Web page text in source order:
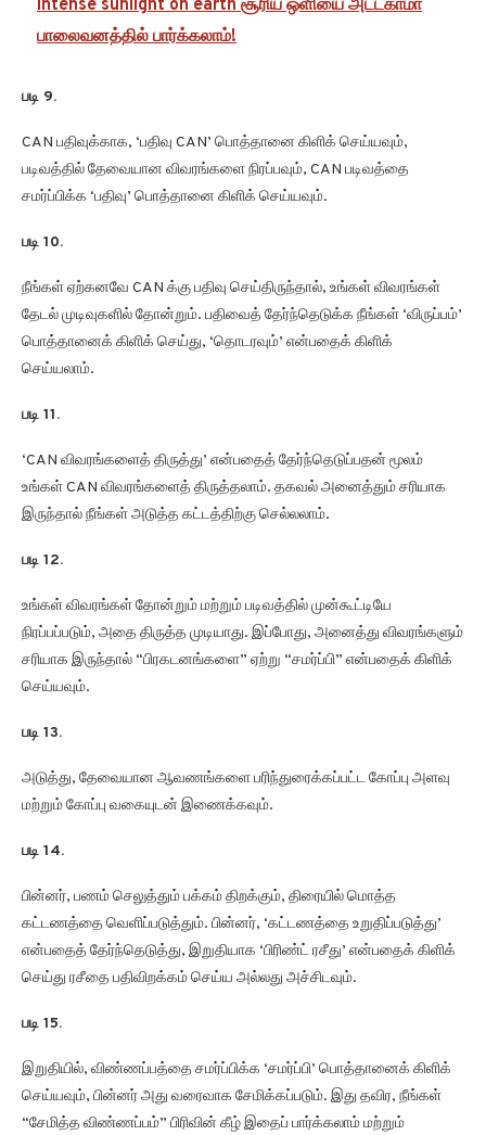
intense sunlight on earth சூரிய ஒளியை அட்டகாமா
பாலைவனத்தில் பார்க்கலாம்!
படி 9.
CAN பதிவுக்காக, ‘பதிவு CAN’ பொத்தானை கிளிக் செய்யவும்,
படிவத்தில் தேவையான விவரங்களை நிரப்பவும், CAN படிவத்தை
சமர்ப்பிக்க ‘பதிவு’ பொத்தானை கிளிக் செய்யவும்.
படி 10.
நீங்கள் ஏற்கனவே CAN க்கு பதிவு செய்திருந்தால், உங்கள் விவரங்கள்
தேடல் முடிவுகளில் தோன்றும். பதிவைத் தேர்ந்தெடுக்க நீங்கள் ‘விருப்பம்’
பொத்தானைக் கிளிக் செய்து, ‘தொடரவும்’ என்பதைக் கிளிக்
செய்யலாம்.
படி 11.
‘CAN விவரங்களைத் திருத்து’ என்பதைத் தேர்ந்தெடுப்பதன் மூலம்
உங்கள் CAN விவரங்களைத் திருத்தலாம். தகவல் அனைத்தும் சரியாக
இருந்தால் நீங்கள் அடுத்த கட்டத்திற்கு செல்லலாம்.
படி 12.
உங்கள் விவரங்கள் தோன்றும் மற்றும் படிவத்தில் முன்கூட்டியே
நிரப்பப்படும், அதை திருத்த முடியாது. இப்போது, ​​அனைத்து விவரங்களும்
சரியாக இருந்தால் “பிரகடனங்களை” ஏற்று “சமர்ப்பி” என்பதைக் கிளிக்
செய்யவும்.
படி 13.
அடுத்து, தேவையான ஆவணங்களை பரிந்துரைக்கப்பட்ட கோப்பு அளவு
மற்றும் கோப்பு வகையுடன் இணைக்கவும்.
படி 14.
பின்னர், பணம் செலுத்தும் பக்கம் திறக்கும், திரையில் மொத்த
கட்டணத்தை வெளிப்படுத்தும். பின்னர், ‘கட்டணத்தை உறுதிப்படுத்து’
என்பதைத் தேர்ந்தெடுத்து, இறுதியாக ‘பிரிண்ட் ரசீது’ என்பதைக் கிளிக்
செய்து ரசீதை பதிவிறக்கம் செய்ய அல்லது அச்சிடவும்.
படி 15.
இறுதியில், விண்ணப்பத்தை சமர்ப்பிக்க ‘சமர்ப்பி’ பொத்தானைக் கிளிக்
செய்யவும், பின்னர் அது வரைவாக சேமிக்கப்படும். இது தவிர, நீங்கள்
“சேமித்த விண்ணப்பம்” பிரிவின் கீழ் இதைப் பார்க்கலாம் மற்றும்